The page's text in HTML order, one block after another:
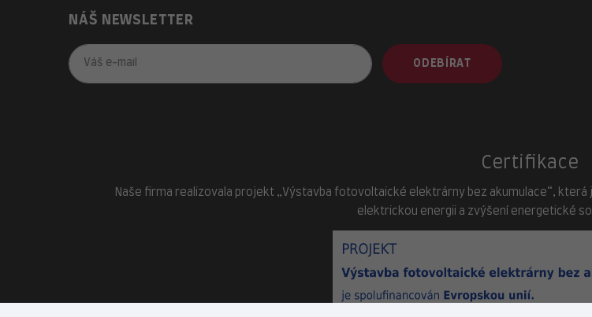
NÁŠ NEWSLETTER
ODEBÍRAT
Certifikace
Naše firma realizovala projekt „Výstavba fotovoltaické elektrárny bez akumulace“, která
elektrickou energii a zvýšení energetické